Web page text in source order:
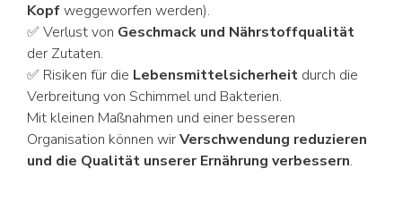
Kopfweggeworfen werden).
✅ Verlust von Geschmack und Nährstoffqualität
der Zutaten.
✅ Risiken für die Lebensmittelsicherheit durch die
Verbreitung von Schimmel und Bakterien.
Mit kleinen Maßnahmen und einer besseren
Organisation können wirVerschwendung reduzieren
und die Qualität unserer Ernährung verbessern.